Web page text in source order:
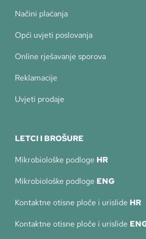
Načini plaćanja
Opći uvjeti poslovanja
Online rješavanje sporova
Reklamacije
Uvjeti prodaje
LETCI I BROŠURE
Mikrobiološke podloge HR
Mikrobiološke podloge ENG
Kontaktne otisne ploče i urislide HR
Kontaktne otisne ploče i urislide